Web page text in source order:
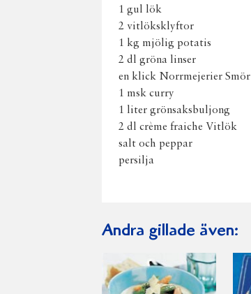
1 gul lök
2 vitlöksklyftor
1 kg mjölig potatis
2 dl gröna linser
en klick Norrmejerier Smör
1 msk curry
1 liter grönsaksbuljong
2 dl crème fraiche Vitlök
salt och peppar
persilja
Andra gillade även: